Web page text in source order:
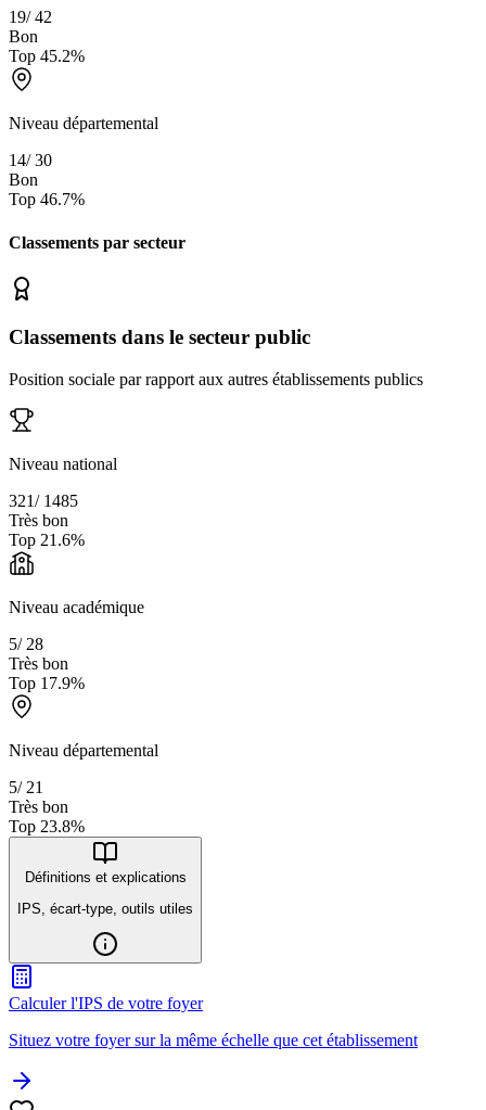
19/42
Bon
Top 45.2%
Niveau départemental
14/30
Bon
Top 46.7%
Classements par secteur
Classements dans le secteur public
Position sociale par rapport aux autres établissements publics
Niveau national
321/ 1485
Très bon
Top 21.6%
Niveau académique
5/ 28
Très bon
Top 17.9%
Niveau départemental
5/ 21
Très bon
Top 23.8%
Définitions et explications
IPS, écart-type, outils utiles
Calculer l'IPS de votre foyer
Situez votre foyer sur la même échelle que cet établissement